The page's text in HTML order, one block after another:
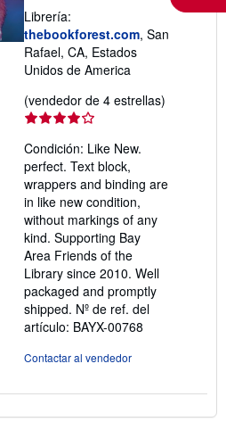
e
n
v
í
Librería:
thebookforest.com, San
Rafael, CA, Estados
Unidos de America
(vendedor de 4 estrellas)
5
Condición: Like New.
perfect. Text block,
wrappers and binding are
in like new condition,
without markings of any
kind. Supporting Bay
Area Friends of the
Library since 2010. Well
packaged and promptly
shipped. Nº de ref. del
artículo: BAYX-00768
Contactar al vendedor